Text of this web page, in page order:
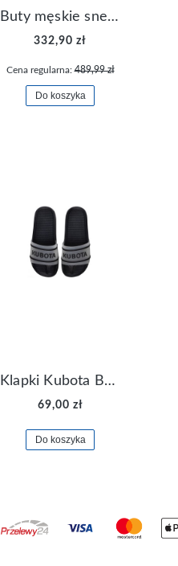
Buty męskie sneakersy Jordan Access AR3762-006
332,90 zł
Cena regularna:489,99 zł
Do koszyka
Klapki Kubota Basenowe Gel Czarne
69,00 zł
Do koszyka